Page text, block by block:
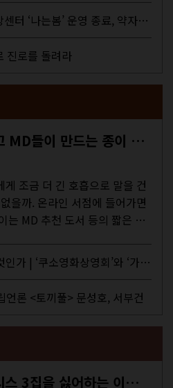
는 심의기구인 최저임금위원회
소식을 전하는 기사였는데,...
RADAR - 십대여성건강센터 ‘나는봄’ 운영 종료, 약자로부터 멀어지는 도시
진로를 돌려라
온 앤 오프 | 교보문고 MD들이 만드는 종이 잡지 <어떤>
게 조금 더 긴 호흡으로 말을 건
을까. 온라인 서점에 들어가면
는 MD 추천 도서 등의 짧은 문
고민 끝에 세상 밖으로 나온 종
떤(otton). 지난해 12월...
망한 영화, 어떻게 볼 것인가 | ‘쿠소영화상영회’와 ‘가자미’의 이야기
언론 <토끼풀> 문성호, 서부건
노엘 갤러거가 오아시스 3집을 싫어하는 이유 | DEFINITELY MAYBE, AGAIN